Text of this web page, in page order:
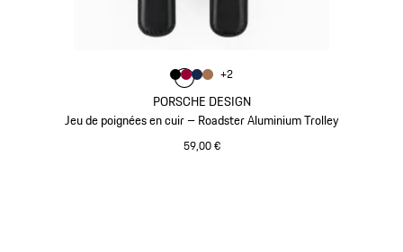
PORSCHE DESIGN
Jeu de poignées en cuir – Roadster Aluminium Trolley
59,00 €
Couleur
Couleur Noir
CouleurRouge Carmin
Couleur
Couleur
+2